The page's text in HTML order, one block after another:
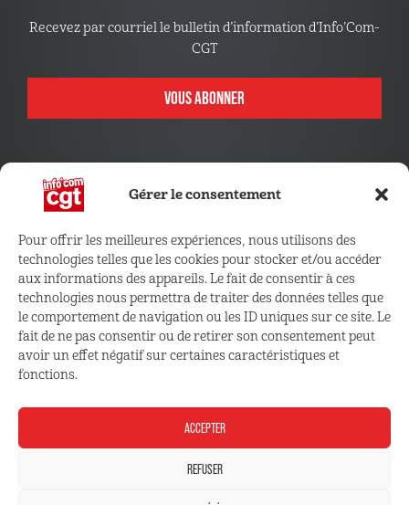
Gérer le consentement
Pour offrir les meilleures expériences, nous utilisons des
technologies telles que les cookies pour stocker et/ou accéder
aux informations des appareils. Le fait de consentir à ces
technologies nous permettra de traiter des données telles que
le comportement de navigation ou les ID uniques sur ce site. Le
fait de ne pas consentir ou de retirer son consentement peut
avoir un effet négatif sur certaines caractéristiques et
fonctions.
ACCEPTER
REFUSER
Recevez par courriel le bulletin d’information d’Info’Com-
CGT
VOUS ABONNER
CONNECTEZ VOUS !
Retrouvez les outils, infos et services qui vous sont
réservés